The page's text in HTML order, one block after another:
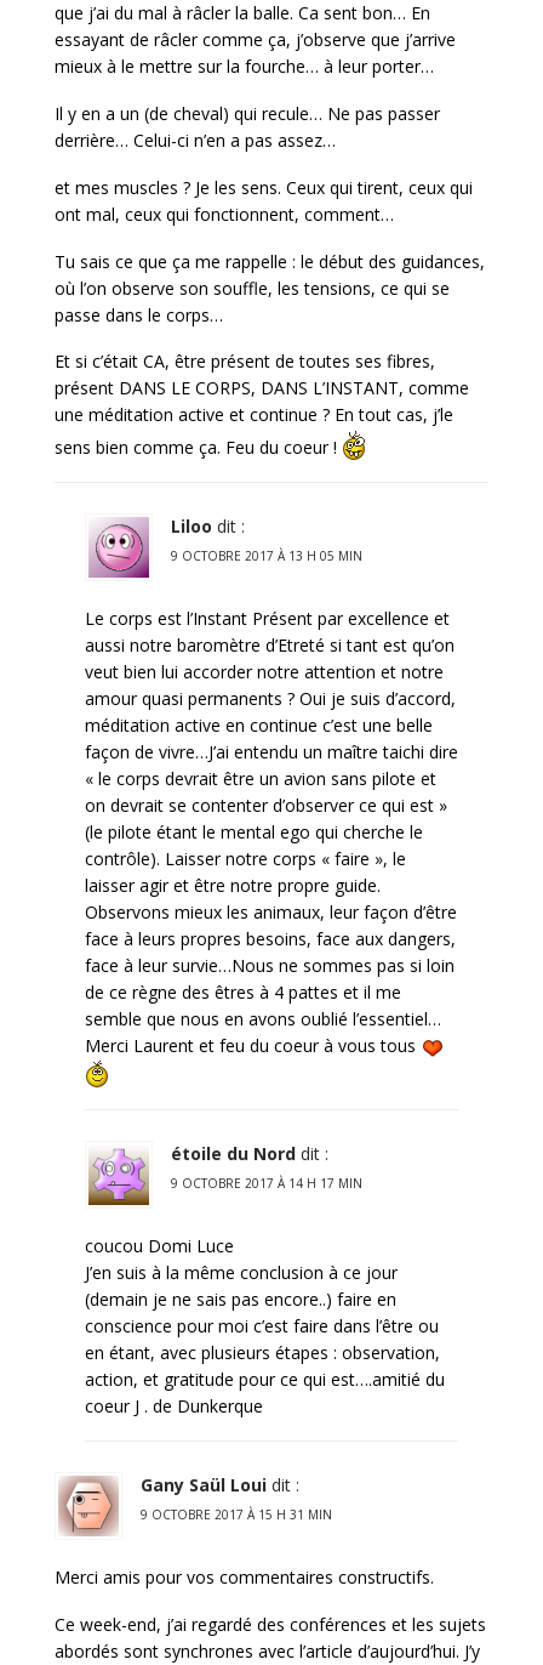
que j’ai du mal à râcler la balle. Ca sent bon… En
essayant de râcler comme ça, j’observe que j’arrive
mieux à le mettre sur la fourche… à leur porter…
Il y en a un (de cheval) qui recule… Ne pas passer
derrière… Celui-ci n’en a pas assez…
et mes muscles ? Je les sens. Ceux qui tirent, ceux qui
ont mal, ceux qui fonctionnent, comment…
Tu sais ce que ça me rappelle : le début des guidances,
où l’on observe son souffle, les tensions, ce qui se
passe dans le corps…
Et si c’était CA, être présent de toutes ses fibres,
présent DANS LE CORPS, DANS L’INSTANT, comme
une méditation active et continue ? En tout cas, j’le
sens bien comme ça. Feu du coeur !
Liloo dit :
9 OCTOBRE 2017 À 13 H 05 MIN
Le corps est l’Instant Présent par excellence et
aussi notre baromètre d’Etreté si tant est qu’on
veut bien lui accorder notre attention et notre
amour quasi permanents ? Oui je suis d’accord,
méditation active en continue c’est une belle
façon de vivre…J’ai entendu un maître taichi dire
« le corps devrait être un avion sans pilote et
on devrait se contenter d’observer ce qui est »
(le pilote étant le mental ego qui cherche le
contrôle). Laisser notre corps « faire », le
laisser agir et être notre propre guide.
Observons mieux les animaux, leur façon d’être
face à leurs propres besoins, face aux dangers,
face à leur survie…Nous ne sommes pas si loin
de ce règne des êtres à 4 pattes et il me
semble que nous en avons oublié l’essentiel…
Merci Laurent et feu du coeur à vous tous
étoile du Nord dit :
9 OCTOBRE 2017 À 14 H 17 MIN
coucou Domi Luce
J’en suis à la même conclusion à ce jour
(demain je ne sais pas encore..) faire en
conscience pour moi c’est faire dans l’être ou
en étant, avec plusieurs étapes : observation,
action, et gratitude pour ce qui est….amitié du
coeur J . de Dunkerque
Gany Saül Loui dit :
9 OCTOBRE 2017 À 15 H 31 MIN
Merci amis pour vos commentaires constructifs.
Ce week-end, j’ai regardé des conférences et les sujets
abordés sont synchrones avec l’article d’aujourd’hui. J’y